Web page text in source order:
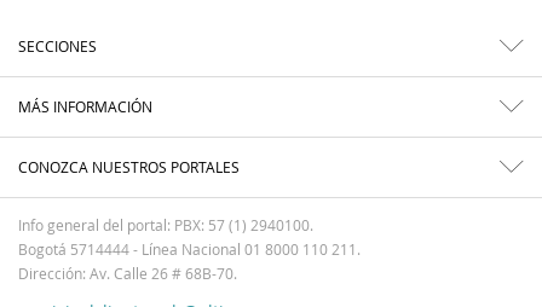
SECCIONES
MÁS INFORMACIÓN
CONOZCA NUESTROS PORTALES
Info general del portal: PBX: 57 (1) 2940100.
Bogotá 5714444 - Línea Nacional 01 8000 110 211.
Dirección: Av. Calle 26 # 68B-70.